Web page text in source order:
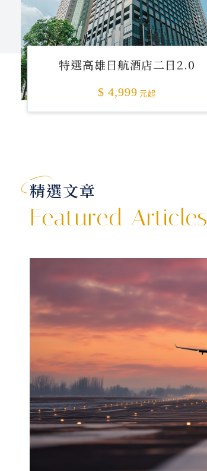
特選高雄日航酒店二日2.0
$ 4,999 元起
精選文章
Featured Articles